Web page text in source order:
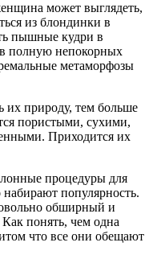
может выглядеть,
из блондинки в
пышные кудри в
полную непокорных
метаморфозы
их природу, тем больше
пористыми, сухими,
Приходится их
процедуры для
набирают популярность.
обширный и
Как понять, чем одна
что все они обещают